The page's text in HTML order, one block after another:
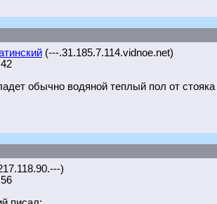
(---.31.185.7.114.vidnoe.net)
обычно водяной теплый пол от
)